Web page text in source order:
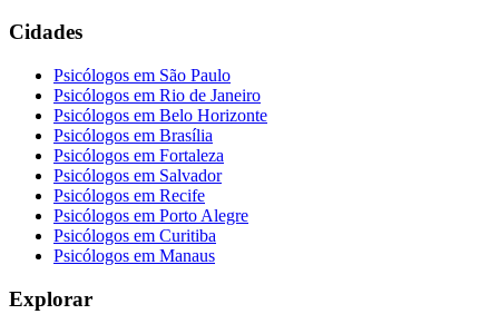
Cidades
Psicólogos em São Paulo
Psicólogos em Rio de Janeiro
Psicólogos em Belo Horizonte
Psicólogos em Brasília
Psicólogos em Fortaleza
Psicólogos em Salvador
Psicólogos em Recife
Psicólogos em Porto Alegre
Psicólogos em Curitiba
Psicólogos em Manaus
Explorar